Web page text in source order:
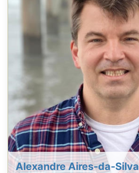
Alexandre Aires-da-Silva